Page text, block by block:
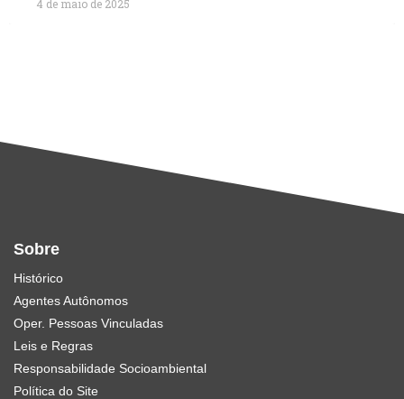
4 de maio de 2025
Sobre
Histórico
Agentes Autônomos
Oper. Pessoas Vinculadas
Leis e Regras
Responsabilidade Socioambiental
Política do Site